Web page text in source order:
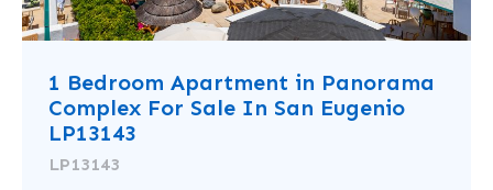
1 Bedroom Apartment in Panorama
Complex For Sale In San Eugenio
LP13143
LP13143